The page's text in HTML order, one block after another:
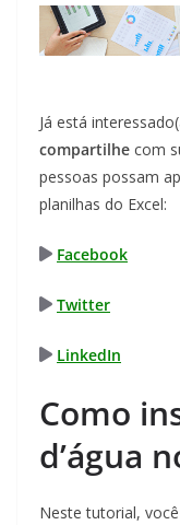
Já está
compartilhe com
pessoas possam
planilhas do Excel:
Facebook
Twitter
LinkedIn
Como
d’água
Neste tutorial,